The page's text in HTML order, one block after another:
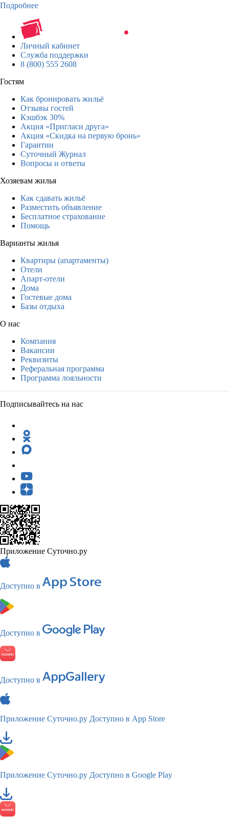
Подробнее
Личный кабинет
Служба поддержки
8 (800) 555 2608
Гостям
Как бронировать жильё
Отзывы гостей
Кэшбэк 30%
Акция «Пригласи друга»
Акция «Скидка на первую бронь»
Гарантии
Суточный Журнал
Вопросы и ответы
Хозяевам жилья
Как сдавать жильё
Разместить объявление
Бесплатное страхование
Помощь
Варианты жилья
Квартиры (апартаменты)
Отели
Апарт-отели
Дома
Гостевые дома
Базы отдыха
О нас
Компания
Вакансии
Реквизиты
Реферальная программа
Программа лояльности
Подписывайтесь на нас
Приложение Суточно.ру
Доступно в
Доступно в
Доступно в
Приложение Суточно.ру Доступно в App Store
Приложение Суточно.ру Доступно в Google Play